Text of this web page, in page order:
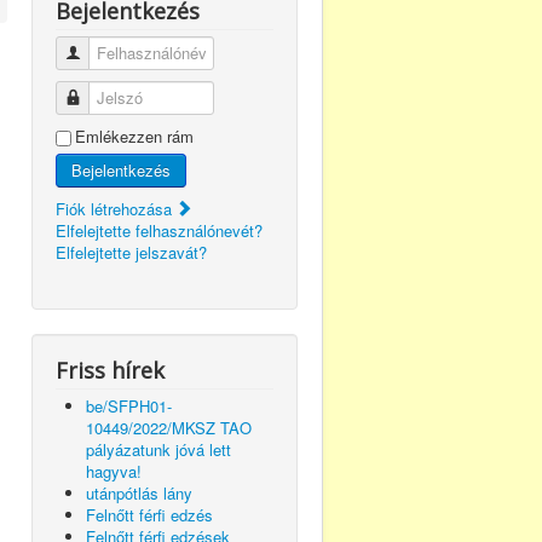
Bejelentkezés
Felhasználónév
Jelszó
Emlékezzen rám
Bejelentkezés
Fiók létrehozása
Elfelejtette felhasználónevét?
Elfelejtette jelszavát?
Friss hírek
be/SFPH01-
10449/2022/MKSZ TAO
pályázatunk jóvá lett
hagyva!
utánpótlás lány
Felnőtt férfi edzés
Felnőtt férfi edzések